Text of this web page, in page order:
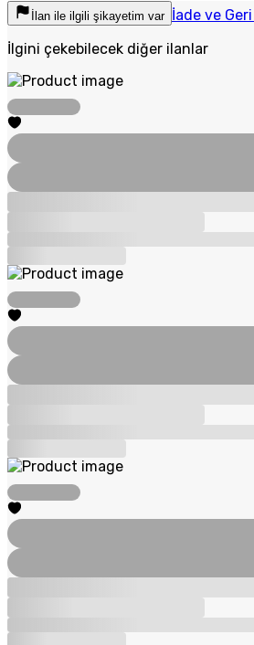
İlan ile ilgili şikayetim var İade ve
İlgini çekebilecek diğer ilanlar